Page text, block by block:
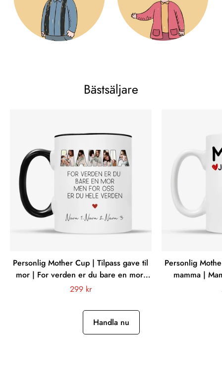
Bästs äljare
Personlig Mother Cup | Tilpass gave til
mor | For verden er du bare en mor,
men for oss er du hele verden
Vanligt
299 kr
Personlig
mamma |
Handla nu